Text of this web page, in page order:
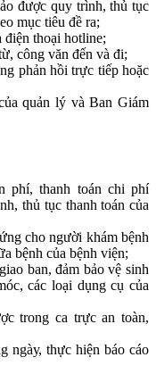
được quy trình, thủ tục
mục tiêu đề ra;
điện thoại hotline;
công văn đến và đi;
phản hồi trực tiếp hoặc
quản lý và Ban Giám
phí, thanh toán chi phí
thủ tục thanh toán của
cho người khám bệnh
bệnh của bệnh viện;
ban, đảm bảo vệ sinh
các loại dụng cụ của
trong ca trực an toàn,
ngàу, thực hiện báo cáo